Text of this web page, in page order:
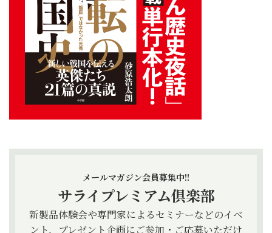
メールマガジン会員募集中!!
サライプレミアム倶楽部
新製品体験会や専門家によるセミナーなどのイベ
ント、プレゼント企画にご参加・ご応募いただけ